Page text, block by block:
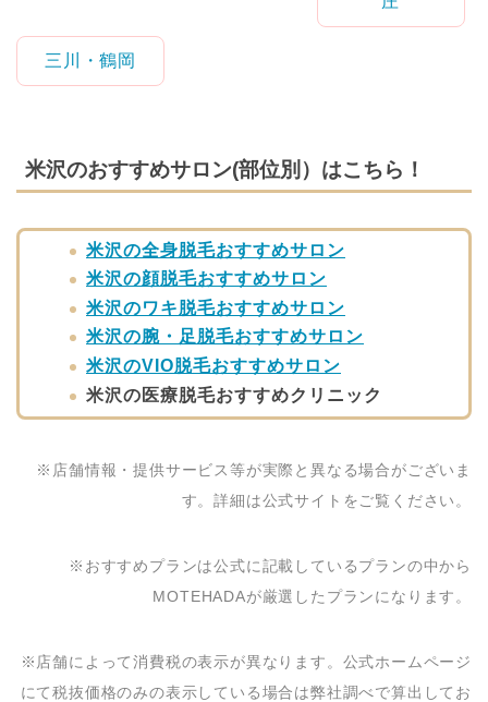
三川・鶴岡
米沢のおすすめサロン(部位別）はこちら！
米沢の全身脱毛おすすめサロン
米沢の顔脱毛おすすめサロン
米沢のワキ脱毛おすすめサロン
米沢の腕・足脱毛おすすめサロン
米沢のVIO脱毛おすすめサロン
米沢の医療脱毛おすすめクリニック
※店舗情報・提供サービス等が実際と異なる場合がございま
す。詳細は公式サイトをご覧ください。
※おすすめプランは公式に記載しているプランの中から
MOTEHADAが厳選したプランになります。
※店舗によって消費税の表示が異なります。公式ホームページ
にて税抜価格のみの表示している場合は弊社調べで算出してお